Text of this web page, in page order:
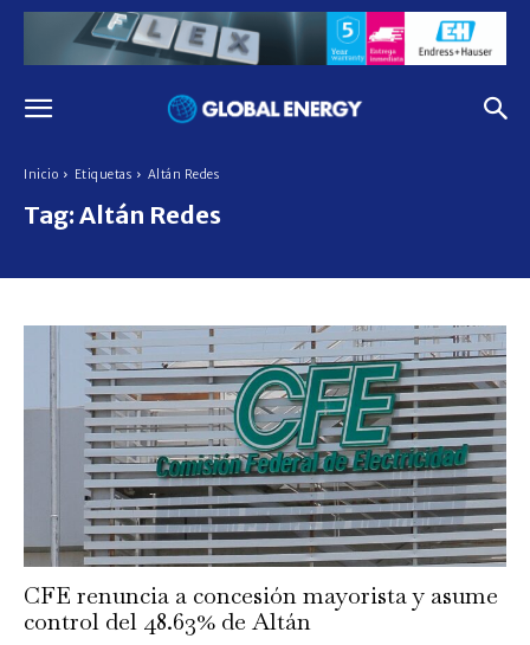
Inicio Etiquetas Altán Redes
Tag: Altán Redes
CFE renuncia a concesión mayorista y asume
control del 48.63% de Altán